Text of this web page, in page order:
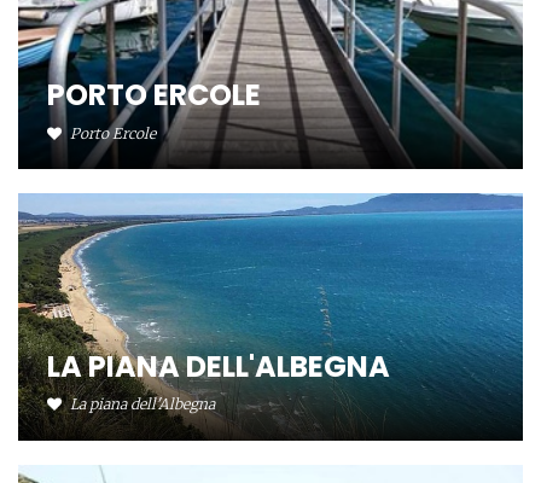
PORTO ERCOLE
Porto Ercole
LA PIANA DELL'ALBEGNA
La piana dell'Albegna